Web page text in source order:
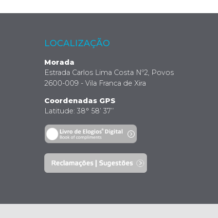
LOCALIZAÇÃO
Morada
Estrada Carlos Lima Costa Nº2, Povos
2600-009 - Vila Franca de Xira
Coordenadas GPS
Latitude: 38° 58’ 37’’